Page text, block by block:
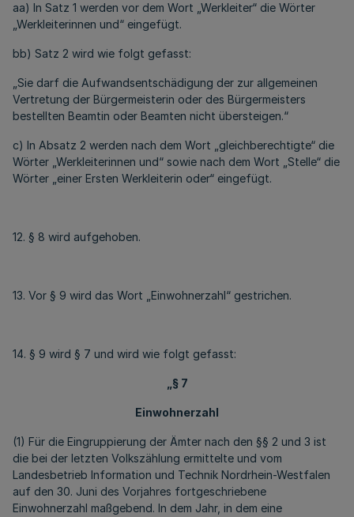
aa) In Satz 1 werden vor dem Wort „Werkleiter“ die Wörter
„Werkleiterinnen und“ eingefügt.
bb) Satz 2 wird wie folgt gefasst:
„Sie darf die Aufwandsentschädigung der zur allgemeinen
Vertretung der Bürgermeisterin oder des Bürgermeisters
bestellten Beamtin oder Beamten nicht übersteigen.“
c) In Absatz 2 werden nach dem Wort „gleichberechtigte“ die
Wörter „Werkleiterinnen und“ sowie nach dem Wort „Stelle“ die
Wörter „einer Ersten Werkleiterin oder“ eingefügt.
12. § 8 wird aufgehoben.
13. Vor § 9 wird das Wort „Einwohnerzahl“ gestrichen.
14. § 9 wird § 7 und wird wie folgt gefasst:
„§ 7
Einwohnerzahl
(1) Für die Eingruppierung der Ämter nach den §§ 2 und 3 ist
die bei der letzten Volkszählung ermittelte und vom
Landesbetrieb Information und Technik Nordrhein-Westfalen
auf den 30. Juni des Vorjahres fortgeschriebene
Einwohnerzahl maßgebend. In dem Jahr, in dem eine